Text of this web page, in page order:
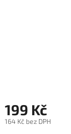
199 Kč
164 Kč bez DPH